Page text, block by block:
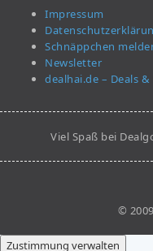
Impressum
Schnäppchen
Newsletter
dealhai.de – Deals
Viel Spaß bei
©
Zustimmung verwalten